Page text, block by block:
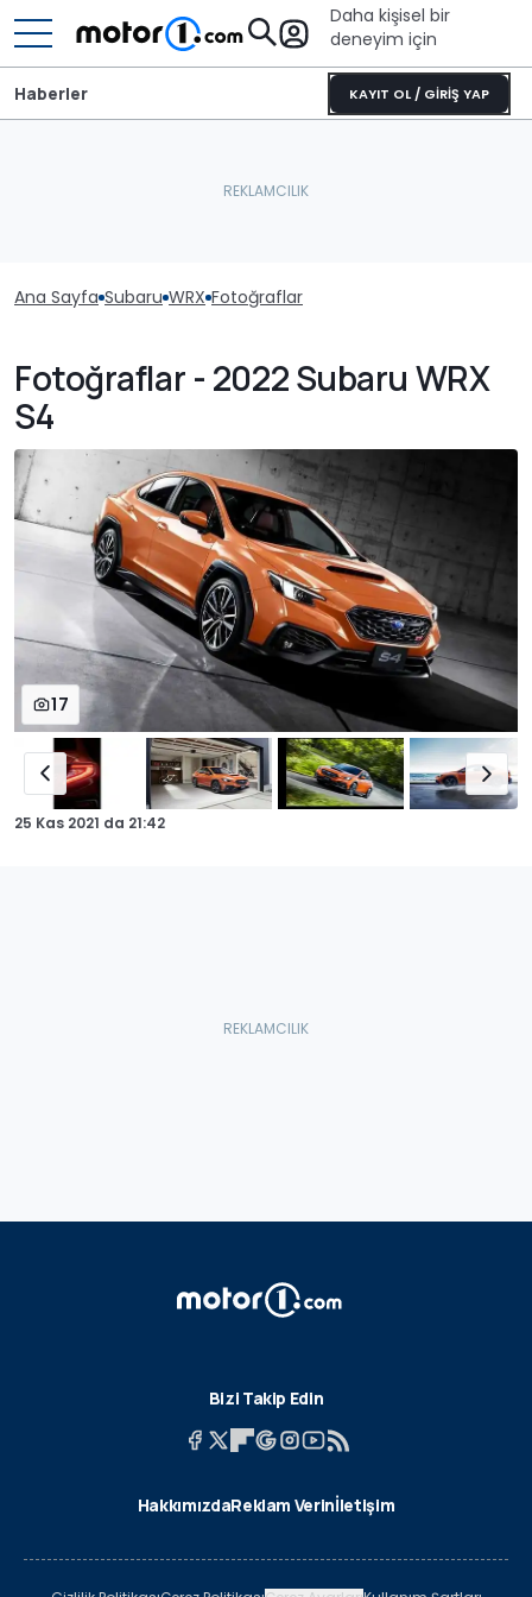
Daha kişisel bir
deneyim için
KAYIT OL / GİRİŞ YAP
Haberler
Ana Sayfa Subaru WRX Fotoğraflar
Fotoğraflar - 2022 Subaru WRX
S4
17
25 Kas 2021 da 21:42
Bizi Takip Edin
HakkımızdaReklam Verinİletişim